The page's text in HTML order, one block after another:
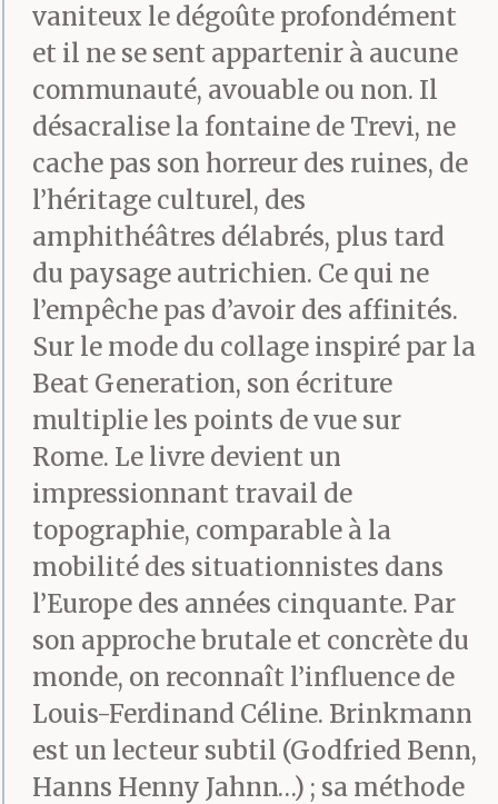
vaniteux le dégoûte profondément
et il ne se sent appartenir à aucune
communauté, avouable ou non. Il
désacralise la fontaine de Trevi, ne
cache pas son horreur des ruines, de
l’héritage culturel, des
amphithéâtres délabrés, plus tard
du paysage autrichien. Ce qui ne
l’empêche pas d’avoir des affinités.
Sur le mode du collage inspiré par la
Beat Generation, son écriture
multiplie les points de vue sur
Rome. Le livre devient un
impressionnant travail de
topographie, comparable à la
mobilité des situationnistes dans
l’Europe des années cinquante. Par
son approche brutale et concrète du
monde, on reconnaît l’influence de
Louis-Ferdinand Céline. Brinkmann
est un lecteur subtil (Godfried Benn,
Hanns Henny Jahnn…) ; sa méthode